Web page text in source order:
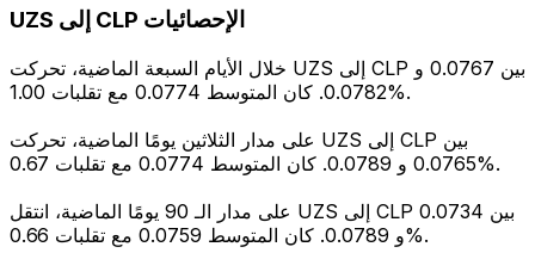
UZS إلى CLP الإحصائيات
خلال الأيام السبعة الماضية، تحركت UZS إلى CLP بين 0.0767 و
0.0782. كان المتوسط 0.0774 مع تقلبات 1.00%.
على مدار الثلاثين يومًا الماضية، تحركت UZS إلى CLP بين
0.0765 و 0.0789. كان المتوسط 0.0774 مع تقلبات 0.67%.
على مدار الـ 90 يومًا الماضية، انتقل UZS إلى CLP بين 0.0734
و 0.0789. كان المتوسط 0.0759 مع تقلبات 0.66%.